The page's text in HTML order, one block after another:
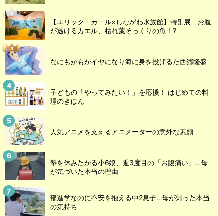
【エリック・カール×しながわ水族館】特別展 お腹
が透けるカエル、枯れ葉そっくりの魚！?
なにもかもがイヤになり海に身を投げるた西郷隆盛
子どもの「やってみたい！」を応援！ はじめての料
理のきほん
人気アニメを支えるアニメーターの意外な素顔
塾を休みたがる小6娘、週3度目の「お腹痛い」…母
が気づいた本当の理由
部進学なのに不安を抱える中2息子…母が知った本当
の気持ち